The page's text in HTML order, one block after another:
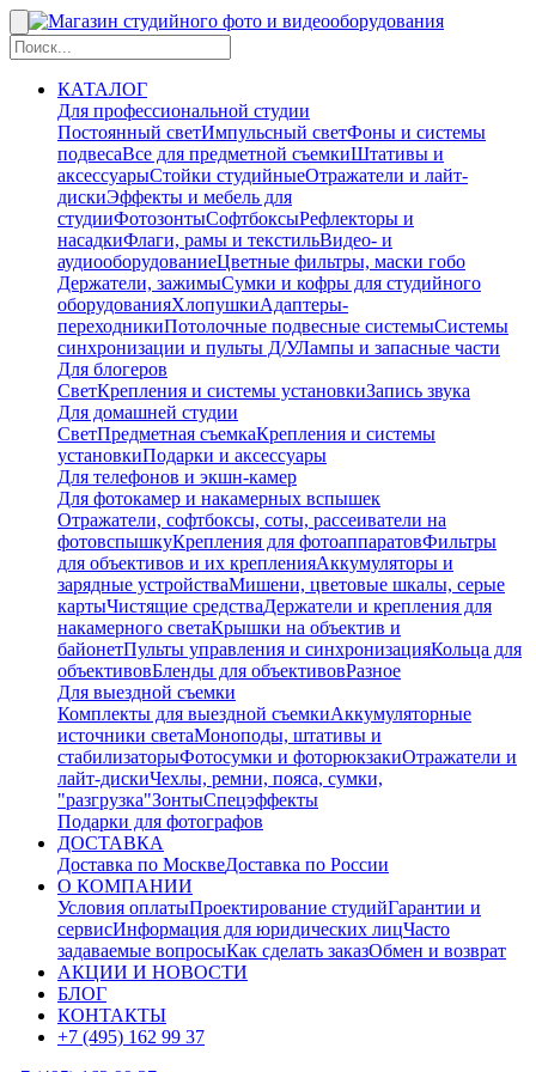
КАТАЛОГ
Для профессиональной студии
Постоянный светИмпульсный светФоны и системы
подвесаВсе для предметной съемкиШтативы и
аксессуарыСтойки студийныеОтражатели и лайт-
дискиЭффекты и мебель для
студииФотозонтыСофтбоксыРефлекторы и
насадкиФлаги, рамы и текстильВидео- и
аудиооборудованиеЦветные фильтры, маски гобо
Держатели, зажимыСумки и кофры для студийного
оборудованияХлопушкиАдаптеры-
переходникиПотолочные подвесные системыСистемы
синхронизации и пульты Д/УЛампы и запасные части
Для блогеров
СветКрепления и системы установкиЗапись звука
Для домашней студии
СветПредметная съемкаКрепления и системы
установкиПодарки и аксессуары
Для телефонов и экшн-камер
Для фотокамер и накамерных вспышек
Отражатели, софтбоксы, соты, рассеиватели на
фотовспышкуКрепления для фотоаппаратовФильтры
для объективов и их крепленияАккумуляторы и
зарядные устройстваМишени, цветовые шкалы, серые
картыЧистящие средстваДержатели и крепления для
накамерного светаКрышки на объектив и
байонетПульты управления и синхронизацияКольца для
объективовБленды для объективовРазное
Для выездной съемки
Комплекты для выездной съемкиАккумуляторные
источники светаМоноподы, штативы и
стабилизаторыФотосумки и фоторюкзакиОтражатели и
лайт-дискиЧехлы, ремни, пояса, сумки,
"разгрузка"ЗонтыСпецэффекты
Подарки для фотографов
ДОСТАВКА
Доставка по МосквеДоставка по России
О КОМПАНИИ
Условия оплатыПроектирование студийГарантии и
сервисИнформация для юридических лицЧасто
задаваемые вопросыКак сделать заказОбмен и возврат
АКЦИИ И НОВОСТИ
БЛОГ
КОНТАКТЫ
+7 (495) 162 99 37